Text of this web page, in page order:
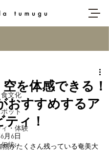
文化
ット
・体験
統
を体感できる！
おすすめするア
ィ！
月6日
然がたくさん残っている奄美大